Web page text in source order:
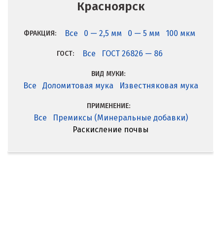
Красноярск
ФРАКЦИЯ: Все 0 — 2,5 мм 0 — 5 мм 100 мкм
ГОСТ: Все ГОСТ 26826 — 86
ВИД МУКИ:
Все Доломитовая мука Известняковая мука
ПРИМЕНЕНИЕ:
Все
Премиксы (Минеральные добавки)
Раскисление почвы